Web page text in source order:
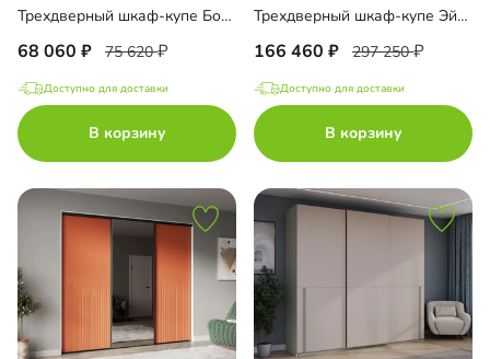
Трехдверный шкаф-купе Борден-5-4 1100 Премиум
68 060 75 620
Доступно для доставки
В корзину
Трехдверный шкаф-купе Эйн-3-2 Эмаль
166 460 297 250
Доступно для доставки
В корзину